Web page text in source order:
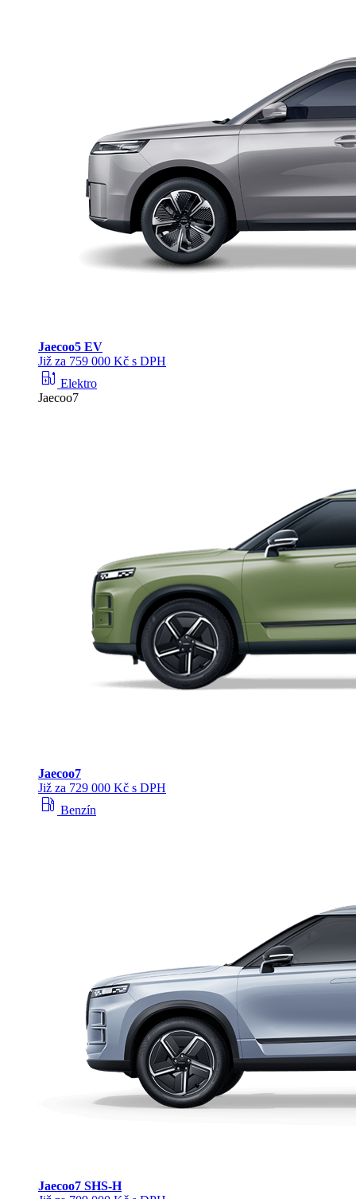
Jaecoo5 EV
Již za 759 000 Kč s DPH
ev_station Elektro
Jaecoo7
Jaecoo7
Již za 729 000 Kč s DPH
local_gas_station Benzín
Jaecoo7 SHS-H